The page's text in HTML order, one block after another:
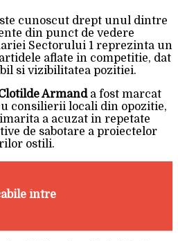
cunoscut drept unul dintre
din punct de vedere
Sectorului 1 reprezinta un
aflate in competitie, dat
si vizibilitatea pozitiei.
Armanda fost marcat
consilierii locali din opozitie,
a acuzat in repetate
de sabotare a proiectelor
ostili.
între